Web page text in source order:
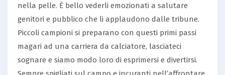
nella pelle. È bello vederli emozionati a salutare
genitori e pubblico che li applaudono dalle tribune.
Piccoli campioni si preparano con questi primi passi
magari ad una carriera da calciatore, lasciateci
sognare e siamo modo loro di esprimersi e divertirsi.